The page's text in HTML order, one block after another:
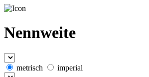
Nennweite
metrisch imperial